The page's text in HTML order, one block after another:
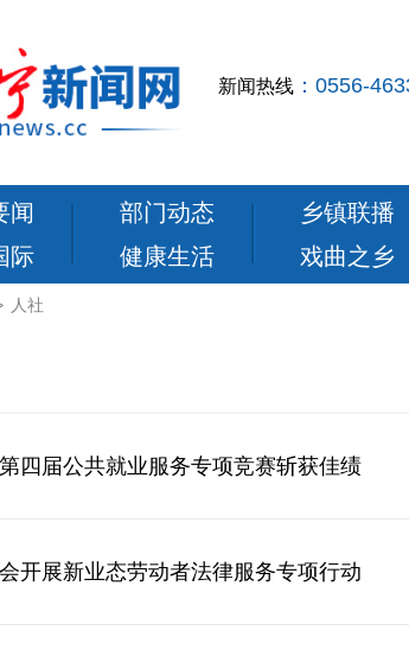
新闻热线 ：0556-
闻
际
部门动态
健康生活
乡镇联播
戏曲之乡
人社
四届公共就业服务专项竞赛斩获佳绩
开展新业态劳动者法律服务专项行动